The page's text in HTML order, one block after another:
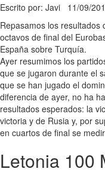
Escrito por: Javi 11/09/
Repasamos los
octavos de final del
España sobre Turquía.
Ayer resumimos los
que se jugaron durante el
que se han jugado el
diferencia de ayer, no ha
resultados esperados: la
victoria y de Rusia y, por
en cuartos de final se
Letonia 100